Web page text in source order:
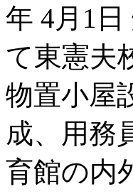
年 4月1
て東憲夫
物置小屋
成、用務
育館の内